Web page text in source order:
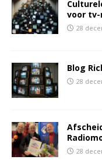
voor tv-
28
Blog
28
28